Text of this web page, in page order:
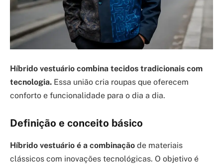
Híbrido vestuário combina tecidos tradicionais com
tecnologia. Essa união cria roupas que oferecem
conforto e funcionalidade para o dia a dia.
Definição e conceito básico
Híbrido vestuário é a combinação de materiais
clássicos com inovações tecnológicas. O objetivo é